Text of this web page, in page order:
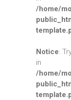
/home/
Notice:
in
/home/